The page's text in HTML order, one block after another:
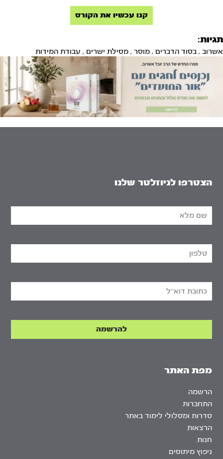
קנו עכשיו את הקורס
תגיות:
אשרוב , בסוד הדברים , מוסר , מסילת ישרים , עבודת המידות
מפת האתר
הרשמה
התחברות
סדרות ומסלולי לימוד באתר
הרצאות
חנות
ניפוץ מיתוסים
הצטרפו לניוזלטר שלנו